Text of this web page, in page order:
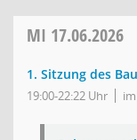
MI 17.06.2026
1. Sitzung des
19:00-22:22 Uhr